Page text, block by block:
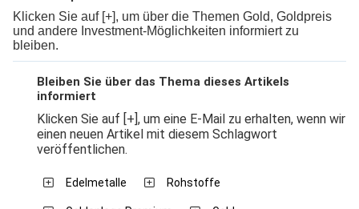
Klicken Sie auf [+], um über die Themen Gold, Goldpreis
und andere Investment-Möglichkeiten informiert zu
bleiben.
Bleiben Sie über das Thema dieses Artikels
informiert
Klicken Sie auf [+], um eine E-Mail zu erhalten, wenn wir
einen neuen Artikel mit diesem Schlagwort
veröffentlichen.
Edelmetalle Rohstoffe